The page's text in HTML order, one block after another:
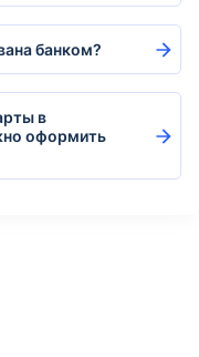
банком?
в
оформить